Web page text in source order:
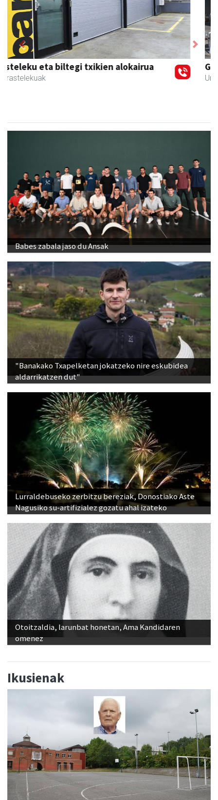
Guria
Urnieta - Jatetxeak
Previous Next
Babes zabala jaso du Ansak
"Banakako Txapelketan jokatzeko nire eskubidea
aldarrikatzen dut"
Lurraldebuseko zerbitzu bereziak, Donostiako Aste
Nagusiko su-artifizialez gozatu ahal izateko
Otoitzaldia, larunbat honetan, Ama Kandidaren
omenez
Ikusienak